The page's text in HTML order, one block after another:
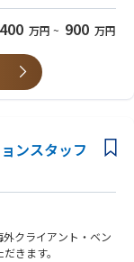
400 万円 ~ 900 万円
ンスタッフ
クライアント・ベン
きます。